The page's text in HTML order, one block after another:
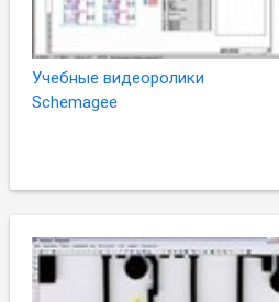
Учебные видеоролики
Schemagee